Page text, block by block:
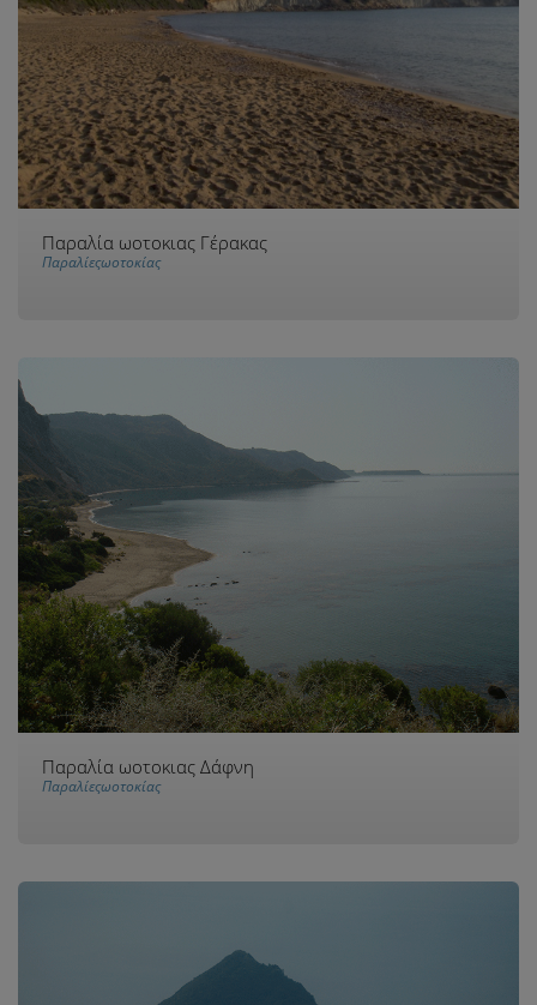
Παραλία ωοτοκιας Γέρακας
Παραλίεςωοτοκίας
Παραλία ωοτοκιας Δάφνη
Παραλίεςωοτοκίας